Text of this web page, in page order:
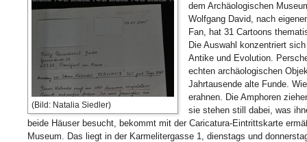
(Bild: Natalia Siedler)
dem Archäologischen
Wolfgang David, nach
Fan, hat 31 Cartoons
Die Auswahl konzentriert
Antike und Evolution.
echten archäologischen
Jahrtausende alte Funde.
erahnen. Die Amphoren
sie stehen still dabei, was
beide Häuser besucht, bekommt mit der Caricatura-Eintrittskarte
Museum. Das liegt in der Karmelitergasse 1, dienstags und